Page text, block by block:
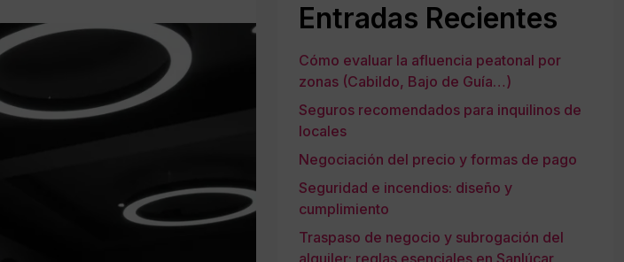
Entradas Recientes
Cómo evaluar la afluencia peatonal por
zonas (Cabildo, Bajo de Guía…)
Seguros recomendados para inquilinos de
locales
Negociación del precio y formas de pago
Seguridad e incendios: diseño y
cumplimiento
Traspaso de negocio y subrogación del
alquiler: reglas esenciales en Sanlúcar